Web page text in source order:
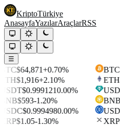
KriptoTürkiye
AnasayfaYazılarAraçlarRSS
☰
$64,871+0.70%
$1,916+2.10%
$0.9991210.00%
$593-1.20%
$0.9994980.00%
$1.05-1.30%
BTC
ETH
BNB
XRP